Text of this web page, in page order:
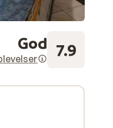
God 7.9